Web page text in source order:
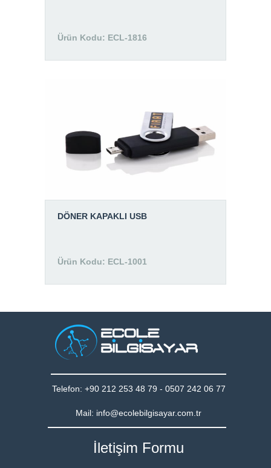
Ürün Kodu: ECL-1816
DÖNER KAPAKLI USB
Ürün Kodu: ECL-1001
Telefon: +90 212 253 48 79 - 0507 242 06 77
Mail: info@ecolebilgisayar.com.tr
İletişim Formu